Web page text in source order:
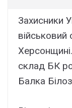
Захисники
військовий
склад БК
Балка